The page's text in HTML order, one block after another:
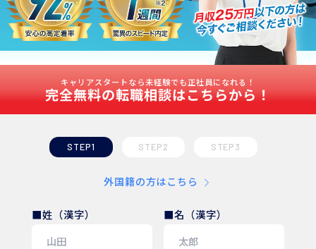
キャリアスタートなら未経験でも正社員になれる！
完全無料の転職相談はこちらから！
STEP1 STEP2 STEP3
外国籍の方はこちら
■姓（漢字） ■名（漢字）